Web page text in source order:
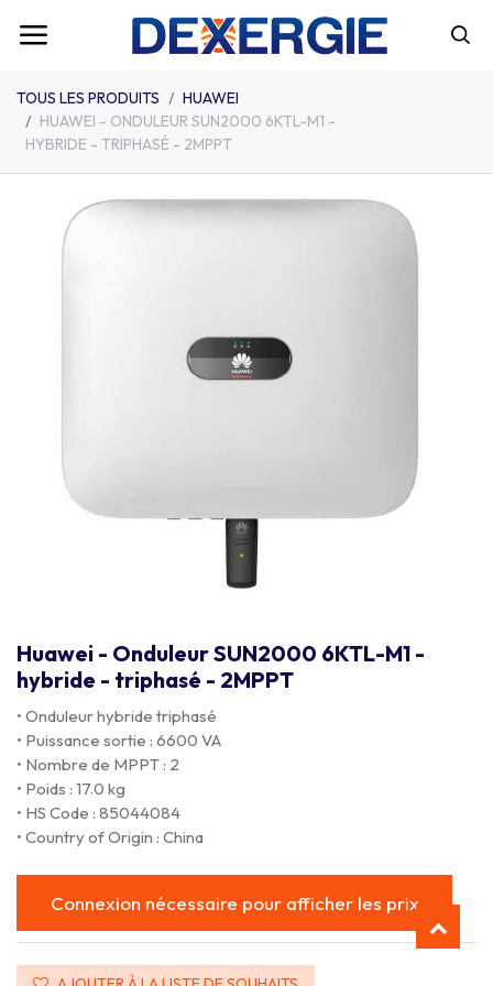
TOUS LES PRODUITS
HUAWEI
HUAWEI - ONDULEUR SUN2000 6KTL-M1 -
HYBRIDE - TRIPHASÉ - 2MPPT
Huawei - Onduleur SUN2000 6KTL-M1 -
hybride - triphasé - 2MPPT
• Onduleur hybride triphasé
• Puissance sortie : 6600 VA
• Nombre de MPPT : 2
• Poids : 17.0 kg
• HS Code : 85044084
• Country of Origin : China
Connexion nécessaire pour afficher les prix